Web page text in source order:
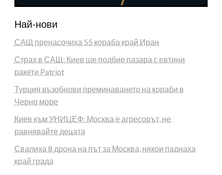
Най-нови
САЩ пренасочиха 55 кораба край Иран
Страх в САЩ: Киев ще подбие пазара с евтини
ракети Patriot
Турция възобнови преминаването на кораби в
Черно море
Киев към УНИЦЕФ: Москва е агресорът, не
равнявайте децата
Свалиха 8 дрона на път за Москва, някои паднаха
край града